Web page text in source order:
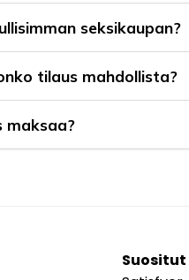
seksikaupan?
tilaus mahdollista?
maksaa?